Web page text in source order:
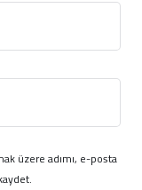
üzere adımı, e-posta